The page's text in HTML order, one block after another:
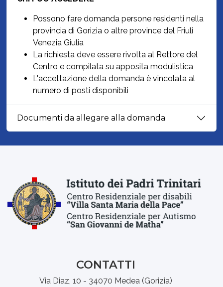
Possono fare domanda persone residenti nella
provincia di Gorizia o altre province del Friuli
Venezia Giulia
La richiesta deve essere rivolta al Rettore del
Centro e compilata su apposita modulistica
L'accettazione della domanda è vincolata al
numero di posti disponibili
Documenti da allegare alla domanda
CONTATTI
Via Diaz, 10 - 34070 Medea (Gorizia)